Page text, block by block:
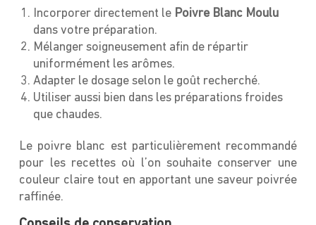
Incorporer directement le Poivre Blanc Moulu
dans votre préparation.
Mélanger soigneusement afin de répartir
uniformément les arômes.
Adapter le dosage selon le goût recherché.
Utiliser aussi bien dans les préparations froides
que chaudes.
Le poivre blanc est particulièrement recommandé
pour les recettes où l’on souhaite conserver une
couleur claire tout en apportant une saveur poivrée
raffinée.